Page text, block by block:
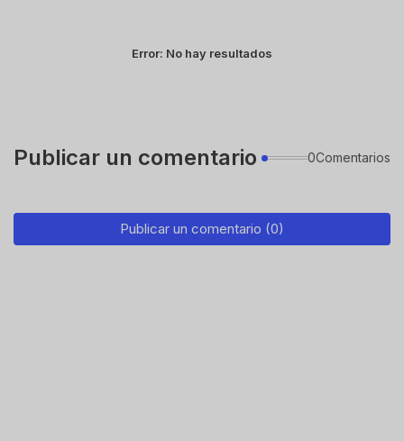
Error: No hay resultados
Publicar un comentario 0Comentarios
Publicar un comentario (0)